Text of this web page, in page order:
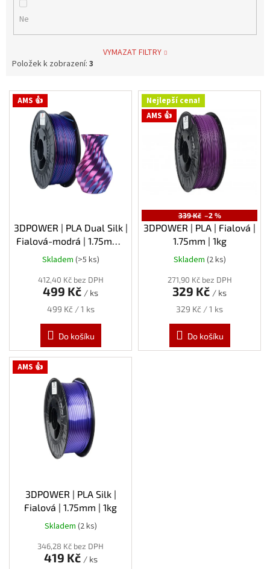
Ne
VYMAZAT FILTRY
Položek k zobrazení: 3
V AMS 👍
3DPOWER | PLA Dual Silk |
Fialová-modrá | 1.75mm |
1kg
Skladem (>5 ks)
412,40 Kč bez DPH
499 Kč / ks
Měrná
499 Kč / 1 ks
Do košíku
Nejlepší cena!
AMS 👍
339 Kč –2 %
3DPOWER | PLA | Fialová |
1.75mm | 1kg
Skladem (2 ks)
271,90 Kč bez DPH
329 Kč / ks
Měrná
329 Kč / 1 ks
Do košíku
AMS 👍
3DPOWER | PLA Silk |
Fialová | 1.75mm | 1kg
Skladem (2 ks)
346,28 Kč bez DPH
419 Kč / ks